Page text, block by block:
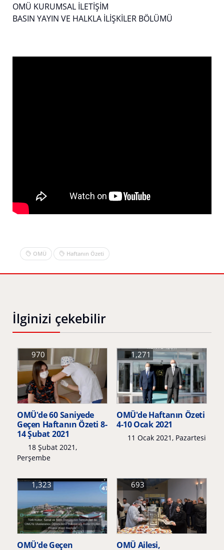
OMÜ KURUMSAL İLETİŞİM
BASIN YAYIN VE HALKLA İLİŞKİLER BÖLÜMÜ
OMÜ Haftanın Özeti
İlginizi çekebilir
OMÜ'de 60 Saniyede
Geçen Haftanın Özeti 8-
14 Şubat 2021
18 Şubat 2021,
Perşembe
970
OMÜ'de Haftanın Özeti
4-10 Ocak 2021
11 Ocak 2021, Pazartesi
1,271
OMÜ'de Geçen
1,323
OMÜ Ailesi,
693